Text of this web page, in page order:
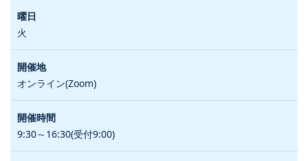
火
オンライン(Zoom)
9:30～16:30(受付9:00)